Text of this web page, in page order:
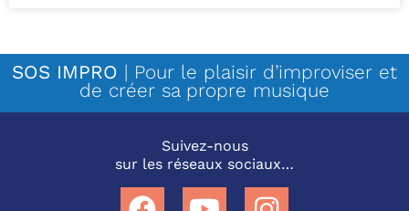
SOS IMPRO | Pour le plaisir d’improviser et
de créer sa propre musique
Suivez-nous
sur les réseaux sociaux…